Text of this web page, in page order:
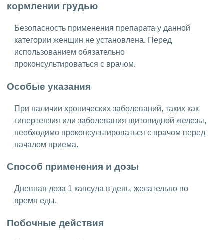
кормлении грудью
Безопасность применения препарата у данной
категории женщин не установлена. Перед
использованием обязательно
проконсультироваться с врачом.
Особые указания
При наличии хронических заболеваний, таких как
гипертензия или заболевания щитовидной железы,
необходимо проконсультироваться с врачом перед
началом приема.
Способ применения и дозы
Дневная доза 1 капсула в день, желательно во
время еды.
Побочные действия